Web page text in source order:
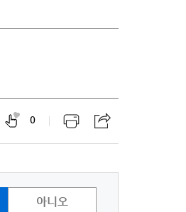
0
아니오